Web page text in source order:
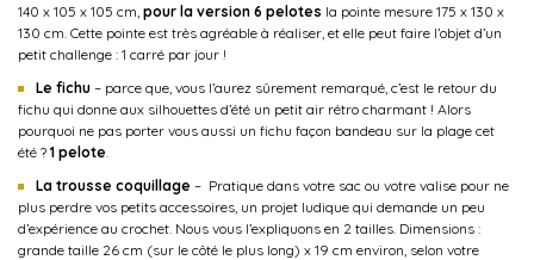
140 x 105 x 105 cm, pour la version 6 pelotes la pointe mesure 175 x 130 x
130 cm. Cette pointe est très agréable à réaliser, et elle peut faire l’objet d’un
petit challenge : 1 carré par jour !
Le fichu – parce que, vous l’aurez sûrement remarqué, c’est le retour du
fichu qui donne aux silhouettes d’été un petit air rétro charmant ! Alors
pourquoi ne pas porter vous aussi un fichu façon bandeau sur la plage cet
été ? 1 pelote
La trousse coquillage – Pratique dans votre sac ou votre valise pour ne
plus perdre vos petits accessoires, un projet ludique qui demande un peu
d’expérience au crochet. Nous vous l’expliquons en 2 tailles. Dimensions :
grande taille 26 cm (sur le côté le plus long) x 19 cm environ, selon votre